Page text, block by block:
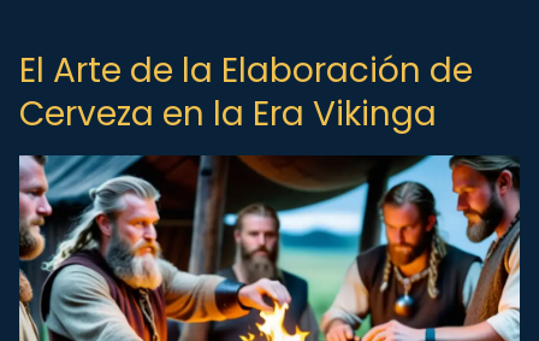
El Arte de la Elaboración de
Cerveza en la Era Vikinga